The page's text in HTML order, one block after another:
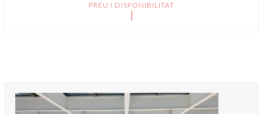
PREU I DISPONIBILITAT